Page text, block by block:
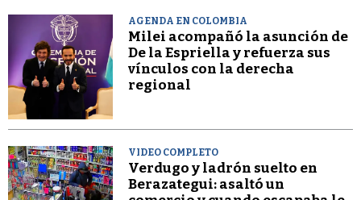
AGENDA EN COLOMBIA
Milei acompañó la asunción de
De la Espriella y refuerza sus
vínculos con la derecha
regional
VIDEO COMPLETO
Verdugo y ladrón suelto en
Berazategui: asaltó un